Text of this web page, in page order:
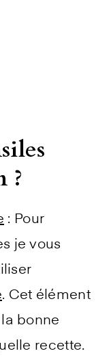
?
: Pour
je vous
. Cet élément
bonne
recette.